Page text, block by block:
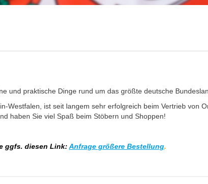
und praktische Dinge rund um das größte deutsche
ist seit langem sehr erfolgreich beim Vertrieb von
haben Sie viel Spaß beim Stöbern und Shoppen!
ggfs. diesen Link: Anfrage größere Bestellung.